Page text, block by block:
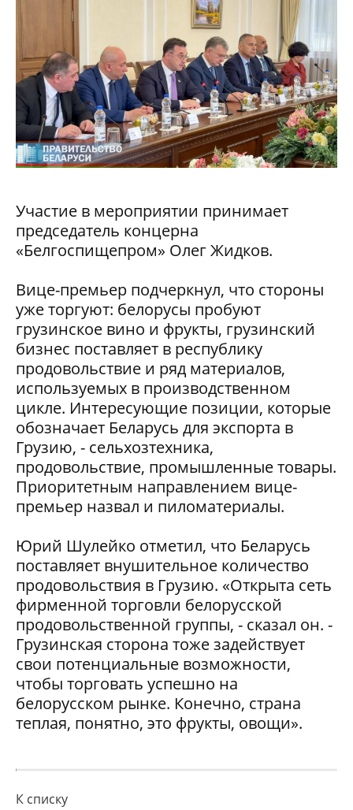
Участие в мероприятии принимает
председатель концерна
«Белгоспищепром» Олег Жидков.
Вице-премьер подчеркнул, что стороны
уже торгуют: белорусы пробуют
грузинское вино и фрукты, грузинский
бизнес поставляет в республику
продовольствие и ряд материалов,
используемых в производственном
цикле. Интересующие позиции, которые
обозначает Беларусь для экспорта в
Грузию, - сельхозтехника,
продовольствие, промышленные товары.
Приоритетным направлением вице-
премьер назвал и пиломатериалы.
Юрий Шулейко отметил, что Беларусь
поставляет внушительное количество
продовольствия в Грузию. «Открыта сеть
фирменной торговли белорусской
продовольственной группы, - сказал он. -
Грузинская сторона тоже задействует
свои потенциальные возможности,
чтобы торговать успешно на
белорусском рынке. Конечно, страна
теплая, понятно, это фрукты, овощи».
К списку